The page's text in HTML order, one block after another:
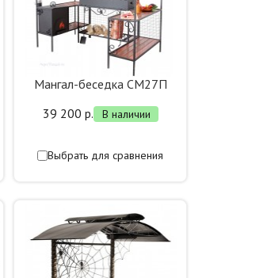
Мангал-беседка СМ27П
39 200 р.
В наличии
Выбрать для сравнения